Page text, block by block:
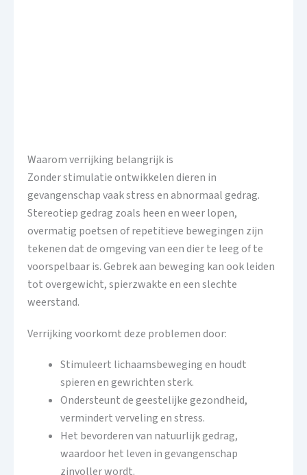
Waarom verrijking belangrijk is
Zonder stimulatie ontwikkelen dieren in
gevangenschap vaak stress en abnormaal gedrag.
Stereotiep gedrag zoals heen en weer lopen,
overmatig poetsen of repetitieve bewegingen zijn
tekenen dat de omgeving van een dier te leeg of te
voorspelbaar is. Gebrek aan beweging kan ook leiden
tot overgewicht, spierzwakte en een slechte
weerstand.
Verrijking voorkomt deze problemen door:
Stimuleert lichaamsbeweging en houdt
spieren en gewrichten sterk.
Ondersteunt de geestelijke gezondheid,
vermindert verveling en stress.
Het bevorderen van natuurlijk gedrag,
waardoor het leven in gevangenschap
zinvoller wordt.